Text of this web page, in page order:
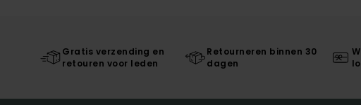
Gratis verzending en
retouren voor leden
Retourneren binnen 30
dagen